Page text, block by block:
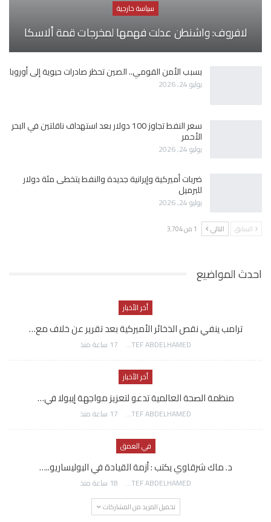
سياسة خارجية
لافروف: واشنطن عدلت فهمها لمخرجات قمة ألاسكا
بسبب الأمن القومي.. الصين تحظر صادرات حيوية إلى أوروبا
يوليو 24, 2026
سعر النفط تجاوز 100 دولار بعد استهداف ناقلتين في البحر
الأحمر
يوليو 24, 2026
ضربات أميركية وإيرانية جديدة والنفط يتخطى مئة دولار
للبرميل
يوليو 24, 2026
السابق التالي 1 من 3٬704
احدث المواضيع
أخر الأخبار
ترامب ينفي نقص الذخائر الأميركية بعد تقرير عن خلاف مع…
AWATEF ABDELHAMED 17 ساعة منذ
أخر الأخبار
منظمة الصحة العالمية تدعو لتعزيز مواجهة إيبولا في…
AWATEF ABDELHAMED 17 ساعة منذ
في العمق
د. ماك شرقاوي يكتب : أزمة القيادة في البوليساريو..…
AWATEF ABDELHAMED 18 ساعة منذ
تحميل المزيد من المشاركات